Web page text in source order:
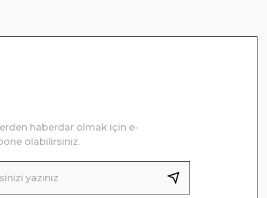
haberdar olmak için e-
olabilirsiniz.